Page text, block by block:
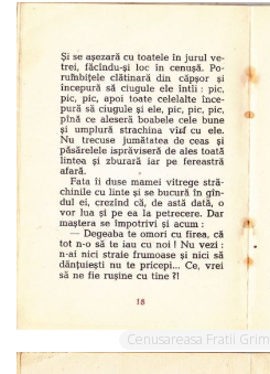
Cenusareasa Fratii